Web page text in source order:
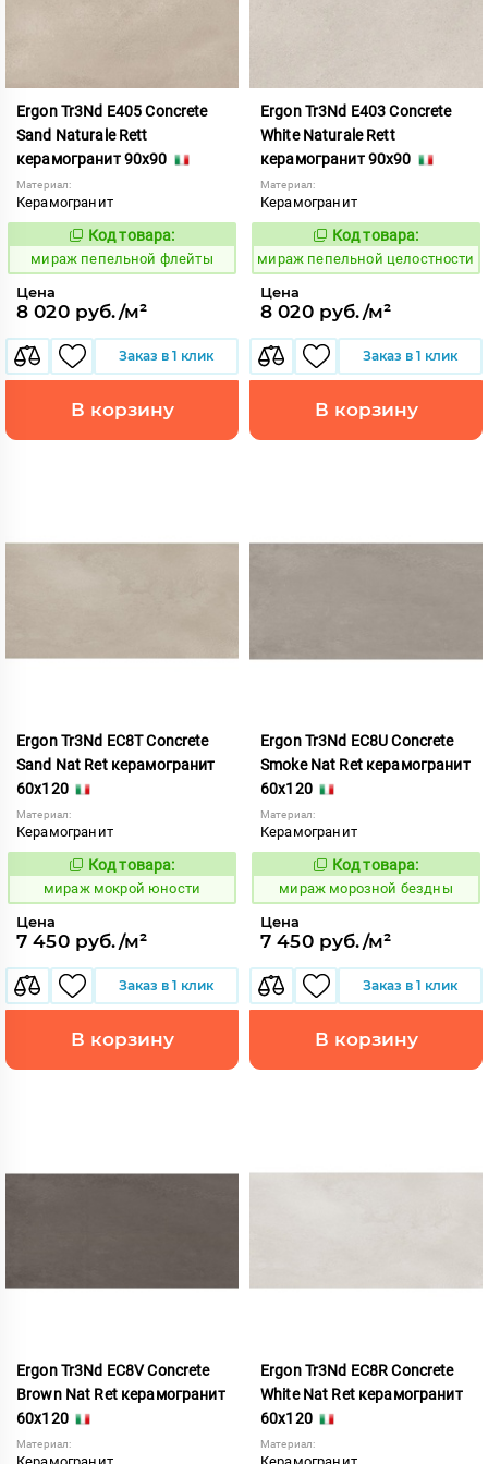
Ergon Tr3Nd E405 Concrete
Sand Naturale Rett
керамогранит 90x90
Материал:
Керамогранит
993241
Код товара:
мираж пепельной флейты
Цена
8 020 руб./м²
Заказ в 1 клик
В корзину
Ergon Tr3Nd E403 Concrete
White Naturale Rett
керамогранит 90x90
Материал:
Керамогранит
993243
Код товара:
мираж пепельной целостности
Цена
8 020 руб./м²
Заказ в 1 клик
В корзину
Ergon Tr3Nd EC8T Concrete
Sand Nat Ret керамогранит
60x120
Материал:
Керамогранит
991748
Код товара:
мираж мокрой юности
Цена
7 450 руб./м²
Заказ в 1 клик
В корзину
Ergon Tr3Nd EC8U Concrete
Smoke Nat Ret керамогранит
60x120
Материал:
Керамогранит
991752
Код товара:
мираж морозной бездны
Цена
7 450 руб./м²
Заказ в 1 клик
В корзину
Ergon Tr3Nd EC8V Concrete
Brown Nat Ret керамогранит
60x120
Материал:
Ergon Tr3Nd EC8R Concrete
White Nat Ret керамогранит
60x120
Материал: